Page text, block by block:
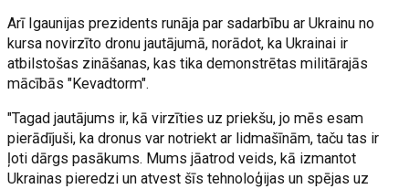
Arī Igaunijas prezidents runāja par sadarbību ar Ukrainu no
kursa novirzīto dronu jautājumā, norādot, ka Ukrainai ir
atbilstošas zināšanas, kas tika demonstrētas militārajās
mācībās "Kevadtorm".
"Tagad jautājums ir, kā virzīties uz priekšu, jo mēs esam
pierādījuši, ka dronus var notriekt ar lidmašīnām, taču tas ir
ļoti dārgs pasākums. Mums jāatrod veids, kā izmantot
Ukrainas pieredzi un atvest šīs tehnoloģijas un spējas uz